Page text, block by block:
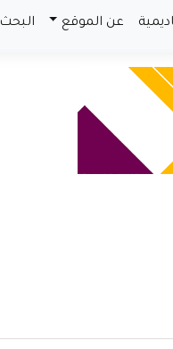
عن الموقع البحث